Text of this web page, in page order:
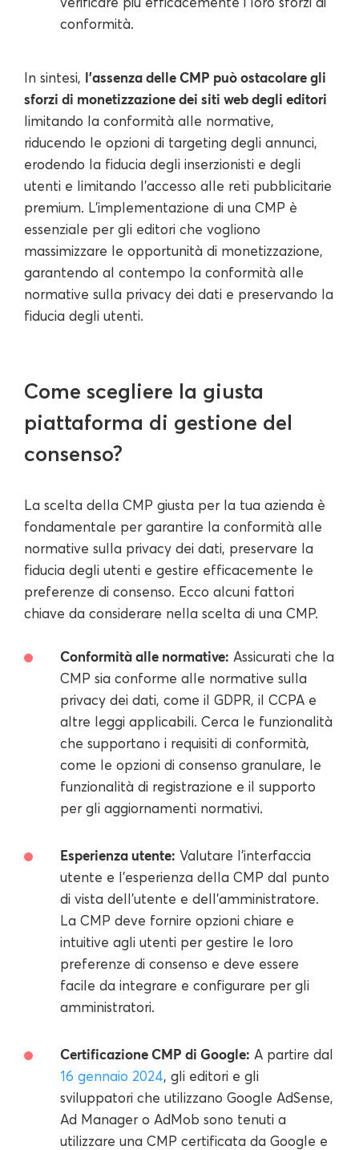
conformità.
In sintesi, l'assenza delle CMP può ostacolare gli
sforzi di monetizzazione dei siti web degli editori
limitando la conformità alle normative,
riducendo le opzioni di targeting degli annunci,
erodendo la fiducia degli inserzionisti e degli
utenti e limitando l'accesso alle reti pubblicitarie
premium. L'implementazione di una CMP è
essenziale per gli editori che vogliono
massimizzare le opportunità di monetizzazione,
garantendo al contempo la conformità alle
normative sulla privacy dei dati e preservando la
fiducia degli utenti.
Come scegliere la giusta
piattaforma di gestione del
consenso?
La scelta della CMP giusta per la tua azienda è
fondamentale per garantire la conformità alle
normative sulla privacy dei dati, preservare la
fiducia degli utenti e gestire efficacemente le
preferenze di consenso. Ecco alcuni fattori
chiave da considerare nella scelta di una CMP.
Conformità alle normative: Assicurati che la
CMP sia conforme alle normative sulla
privacy dei dati, come il GDPR, il CCPA e
altre leggi applicabili. Cerca le funzionalità
che supportano i requisiti di conformità,
come le opzioni di consenso granulare, le
funzionalità di registrazione e il supporto
per gli aggiornamenti normativi.
Esperienza utente: Valutare l'interfaccia
utente e l'esperienza della CMP dal punto
di vista dell'utente e dell'amministratore.
La CMP deve fornire opzioni chiare e
intuitive agli utenti per gestire le loro
preferenze di consenso e deve essere
facile da integrare e configurare per gli
amministratori.
Certificazione CMP di Google: A partire dal
16 gennaio 2024, gli editori e gli
sviluppatori che utilizzano Google AdSense,
Ad Manager o AdMob sono tenuti a
utilizzare una CMP certificata da Google e